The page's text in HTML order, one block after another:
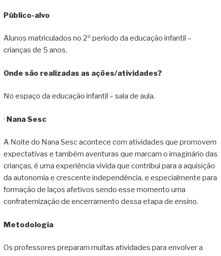
Público-alvo
Alunos matriculados no 2º período da educação infantil –
crianças de 5 anos.
Onde são realizadas as ações/atividades?
No espaço da educação infantil – sala de aula.
· Nana Sesc
A Noite do Nana Sesc acontece com atividades que promovem
expectativas e também aventuras que marcam o imaginário das
crianças, é uma experiência vivida que contribui para a aquisição
da autonomia e crescente independência, e especialmente para
formação de laços afetivos sendo esse momento uma
confraternização de encerramento dessa etapa de ensino.
Metodologia
Os professores preparam muitas atividades para envolver a